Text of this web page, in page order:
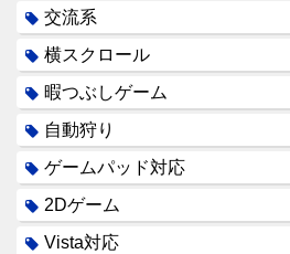
交流系
横スクロール
暇つぶしゲーム
自動狩り
ゲームパッド対応
2Dゲーム
Vista対応